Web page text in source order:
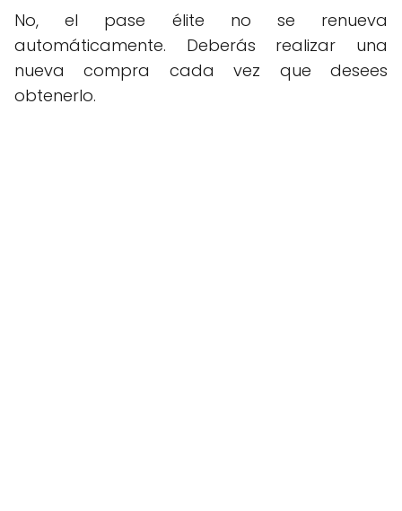
No, el pase élite no se renueva
automáticamente. Deberás realizar una
nueva compra cada vez que desees
obtenerlo.